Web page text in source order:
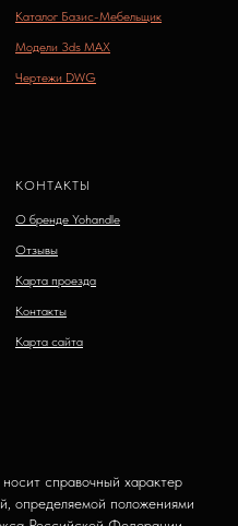
Каталог Базис-Мебельщик
Модели 3ds MAX
Чертежи DWG
КОНТАКТЫ
О бренде Yohandle
Отзывы
Карта проезда
Контакты
Карта сайта
справочный характер
определяемой положениями